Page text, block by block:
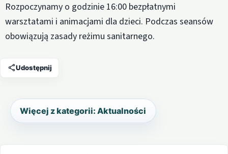
Rozpoczynamy o godzinie 16:00 bezpłatnymi
warsztatami i animacjami dla dzieci. Podczas seansów
obowiązują zasady reżimu sanitarnego.
Udostępnij
Więcej z kategorii: Aktualności